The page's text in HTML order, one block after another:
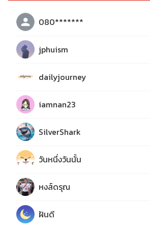
080*******
jphuism
dailyjourney
iamnan23
SilverShark
วันหนึ่งวันนั้น
หงส์ดรุณ
ฝันดี